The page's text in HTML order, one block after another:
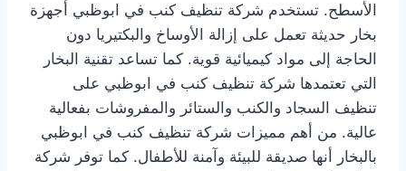
الأسطح. تستخدم شركة تنظيف كنب في ابوظبي أجهزة
بخار حديثة تعمل على إزالة الأوساخ والبكتيريا دون
الحاجة إلى مواد كيميائية قوية. كما تساعد تقنية البخار
التي تعتمدها شركة تنظيف كنب في ابوظبي على
تنظيف السجاد والكنب والستائر والمفروشات بفعالية
عالية. من أهم مميزات شركة تنظيف كنب في ابوظبي
بالبخار أنها صديقة للبيئة وآمنة للأطفال. كما توفر شركة